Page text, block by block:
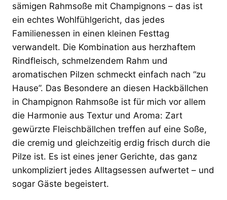
sämigen Rahmsoße mit Champignons – das ist
ein echtes Wohlfühlgericht, das jedes
Familienessen in einen kleinen Festtag
verwandelt. Die Kombination aus herzhaftem
Rindfleisch, schmelzendem Rahm und
aromatischen Pilzen schmeckt einfach nach “zu
Hause”. Das Besondere an diesen Hackbällchen
in Champignon Rahmsoße ist für mich vor allem
die Harmonie aus Textur und Aroma: Zart
gewürzte Fleischbällchen treffen auf eine Soße,
die cremig und gleichzeitig erdig frisch durch die
Pilze ist. Es ist eines jener Gerichte, das ganz
unkompliziert jedes Alltagsessen aufwertet – und
sogar Gäste begeistert.